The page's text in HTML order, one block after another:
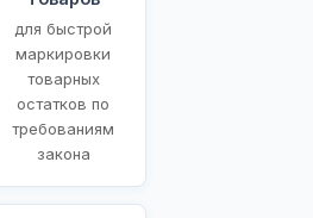
для быстрой
маркировки
товарных
остатков по
требованиям
закона